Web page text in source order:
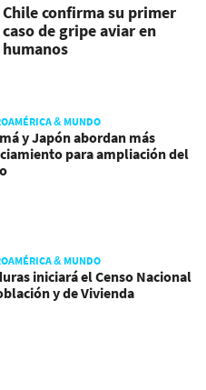
Chile confirma su primer
caso de gripe aviar en
humanos
& MUNDO
y Japón abordan más
para ampliación del
& MUNDO
iniciará el Censo Nacional
y de Vivienda